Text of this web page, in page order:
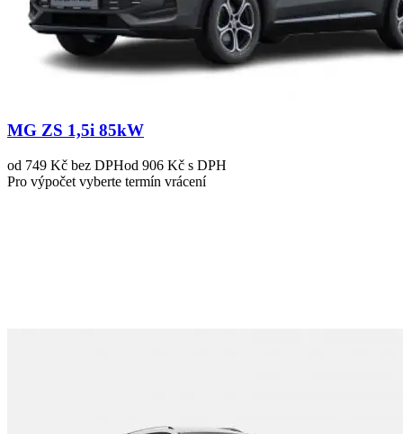
MG ZS 1,5i 85kW
od 749 Kč bez DPHod 906 Kč s DPH
Pro výpočet vyberte termín vrácení